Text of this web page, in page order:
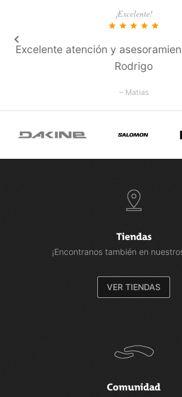
¡Excelente!
star star star star star
Excelente atención y
Rodrigo
– Matias
keyboard_arrow_left
Tiendas
¡Encontranos también en
VER TIENDAS
Comunidad